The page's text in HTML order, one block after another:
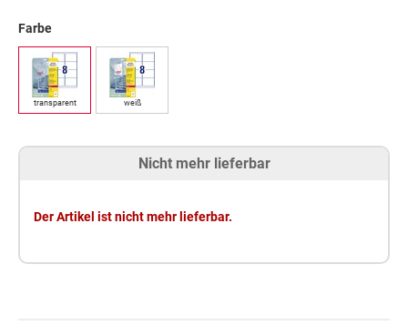
Farbe
transparent weiß
Nicht mehr lieferbar
Der Artikel ist nicht mehr lieferbar.